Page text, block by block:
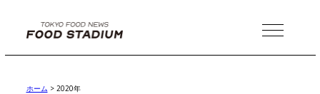
MENU
ホーム > 2020年